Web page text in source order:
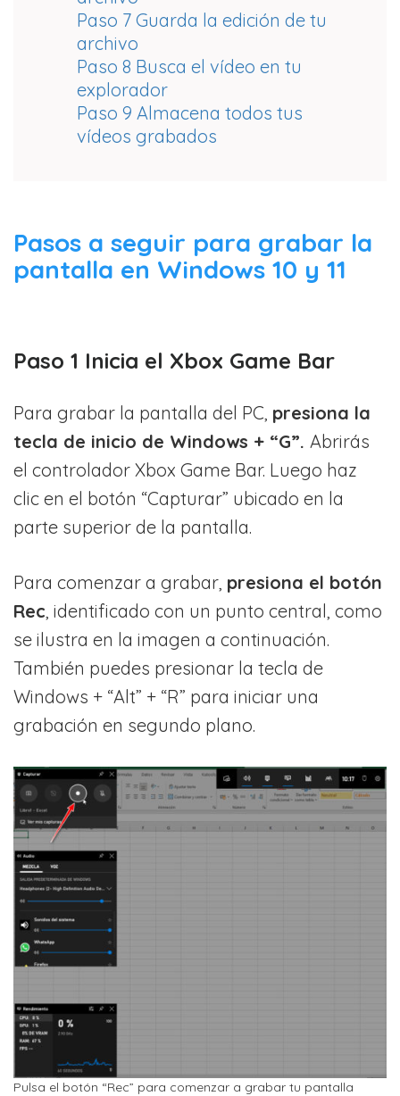
Paso 7 Guarda la edición de tu
archivo
Paso 8 Busca el vídeo en tu
explorador
Paso 9 Almacena todos tus
vídeos grabados
Pasos a seguir para grabar la
pantalla en Windows 10 y 11
Paso 1 Inicia el Xbox Game Bar
Para grabar la pantalla del PC, presiona la
tecla de inicio de Windows + “G”. Abrirás
el controlador Xbox Game Bar. Luego haz
clic en el botón “Capturar” ubicado en la
parte superior de la pantalla.
Para comenzar a grabar, presiona el botón
Rec , identificado con un punto central, como
se ilustra en la imagen a continuación.
También puedes presionar la tecla de
Windows + “Alt” + “R” para iniciar una
grabación en segundo plano.
Pulsa el botón “Rec” para comenzar a grabar tu pantalla